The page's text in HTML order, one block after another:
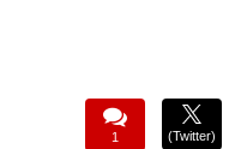
1 (Twitter)